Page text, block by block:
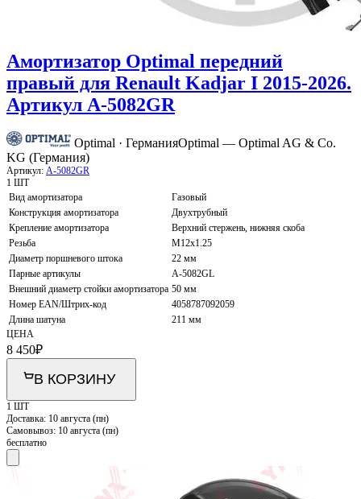
Амортизатор Optimal передний
правый для Renault Kadjar I 2015-2026.
Артикул A-5082GR
Optimal · ГерманияOptimal — Optimal AG & Co.
KG (Германия)
Артикул: A-5082GR
1 ШТ
Вид амортизатора
Газовый
Конструкция амортизатора
Двухтрубный
Крепление амортизатора
Верхний стержень, нижняя скоба
Резьба
M12x1.25
Диаметр поршневого штока
22 мм
Парные артикулы
A-5082GL
Внешний диаметр стойки амортизатора 50 мм
Номер EAN/Штрих-код
4058787092059
Длина шатуна
211 мм
ЦЕНА
8 450₽
В КОРЗИНУ
1 ШТ
Доставка: 10 августа (пн)
Самовывоз: 10 августа (пн)
бесплатно